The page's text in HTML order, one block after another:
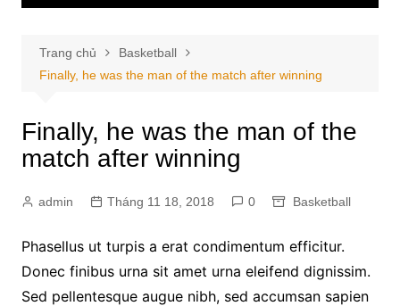
Trang chủ
Basketball
Finally, he was the man of the match after winning
Finally, he was the man of the
match after winning
admin Tháng 11 18, 2018 0 Basketball
Phasellus ut turpis a erat condimentum efficitur.
Donec finibus urna sit amet urna eleifend dignissim.
Sed pellentesque augue nibh, sed accumsan sapien